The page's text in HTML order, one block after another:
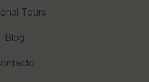
Tours
Blog